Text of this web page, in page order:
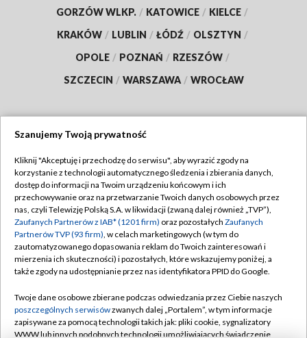
GORZÓW WLKP. / KATOWICE / KIELCE /
KRAKÓW / LUBLIN / ŁÓDŹ / OLSZTYN /
OPOLE / POZNAŃ / RZESZÓW /
SZCZECIN / WARSZAWA / WROCŁAW
TVP
Abonament TVP
Emisja w TVP
Centrum informacji TVP
Naziemna Telewizja Cyfrowa
Rada Programowa
System NOS
Regulamin TVP
Polityka prywatności
Moje zgody
Pomoc
Kontakt
Szanujemy Twoją prywatność
Kliknij "Akceptuję i przechodzę do serwisu", aby wyrazić zgody na
korzystanie z technologii automatycznego śledzenia i zbierania danych,
dostęp do informacji na Twoim urządzeniu końcowym i ich
przechowywanie oraz na przetwarzanie Twoich danych osobowych przez
nas, czyli Telewizję Polską S.A. w likwidacji (zwaną dalej również „TVP”),
Zaufanych Partnerów z IAB* (1201 firm) oraz pozostałych Zaufanych
Partnerów TVP (93 firm), w celach marketingowych (w tym do
zautomatyzowanego dopasowania reklam do Twoich zainteresowań i
mierzenia ich skuteczności) i pozostałych, które wskazujemy poniżej, a
także zgody na udostępnianie przez nas identyfikatora PPID do Google.
Twoje dane osobowe zbierane podczas odwiedzania przez Ciebie naszych
poszczególnych serwisówzwanych dalej „Portalem”, w tym informacje
zapisywane za pomocą technologii takich jak: pliki cookie, sygnalizatory
WWW lub innych podobnych technologii umożliwiających świadczenie